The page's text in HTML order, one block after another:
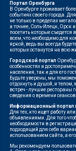
Портал Оренбурга
В Оренбурге проживает
событиях своего города.
не только в пределах
а точнее, Соль-Илецк, Орск
посетить которые съедется
всем, что необходимо для
яркой, ведь вы всегда
которых останутся на всю
Городской портал
особенностях и
населения, так и для его
Будьте уверены, мы
отдохнуть и душой, и
встреч - лучшие рестораны
сведения о времени
Информационный портал
Для тех, кто ищет работу
объявлениями. Для того
необходимости в
подходящий для себя
использованием сайта, а
Мы рекомендуем